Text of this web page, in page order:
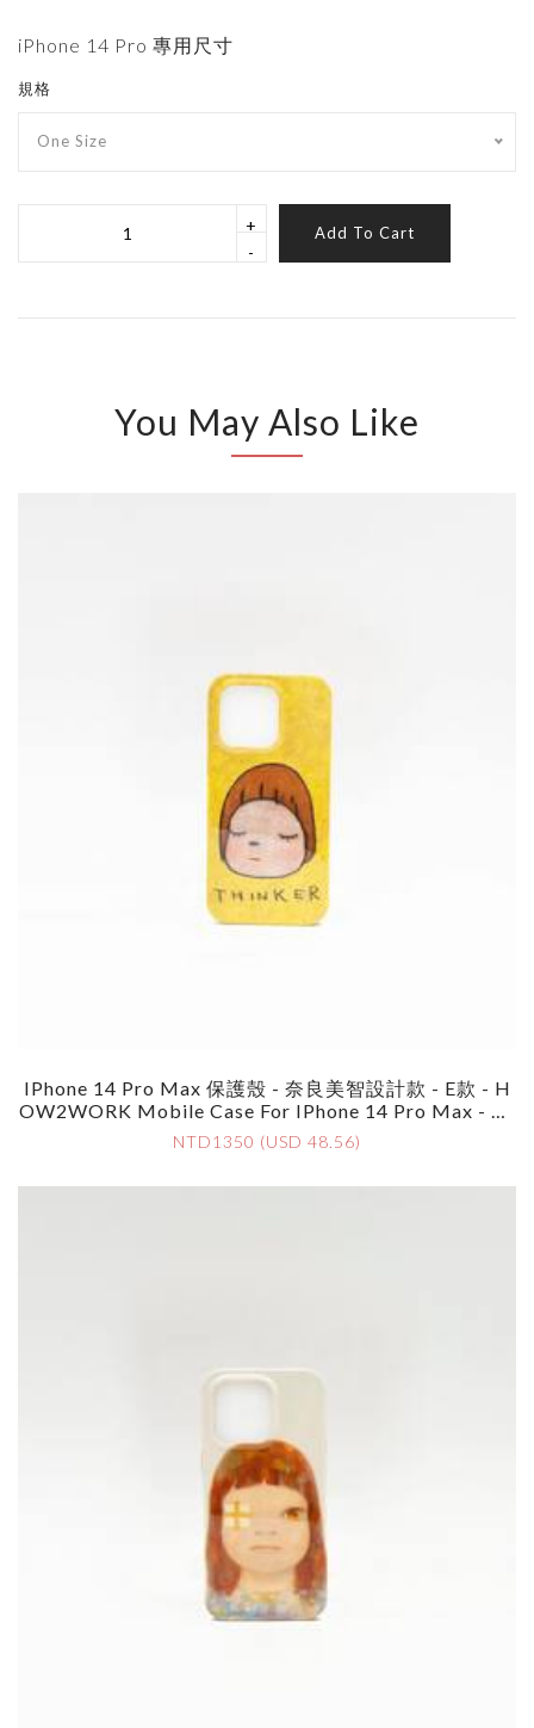
iPhone 14 Pro 專用尺寸
規格
One Size
+
-
Add To Cart
You May Also Like
IPhone 14 Pro Max 保護殼 - 奈良美智設計款 - E款 - H
OW2WORK Mobile Case For IPhone 14 Pro Max - By
Yoshimoto Nara - Style E
NTD1350 (USD 48.56)